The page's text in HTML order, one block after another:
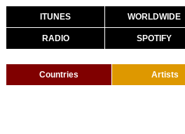
ITUNES WORLDWIDE
RADIO SPOTIFY
Countries Artists